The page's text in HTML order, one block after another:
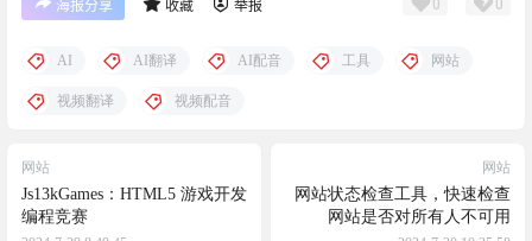
海报分享 收藏 举报 0 0
AI AI翻译 AI配音 工具 网站
视频翻译 视频配音
网站
Js13kGames：HTML5 游戏开发
编程竞赛
网站
网站状态检查工具，快速检查
网站是否对所有人不可用